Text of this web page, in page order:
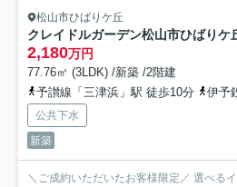
松山市ひばりケ丘
クレイドルガーデン松山市ひばりケ
2,180万円
77.76㎡ (3LDK) /新築 /2階建
予讃線「三津浜」駅 徒歩10分
伊予
公共下水
新築
＼ご成約いただいたお客様限定／ 選べる